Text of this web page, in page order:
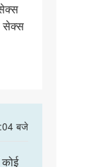
सेक्स
बजे